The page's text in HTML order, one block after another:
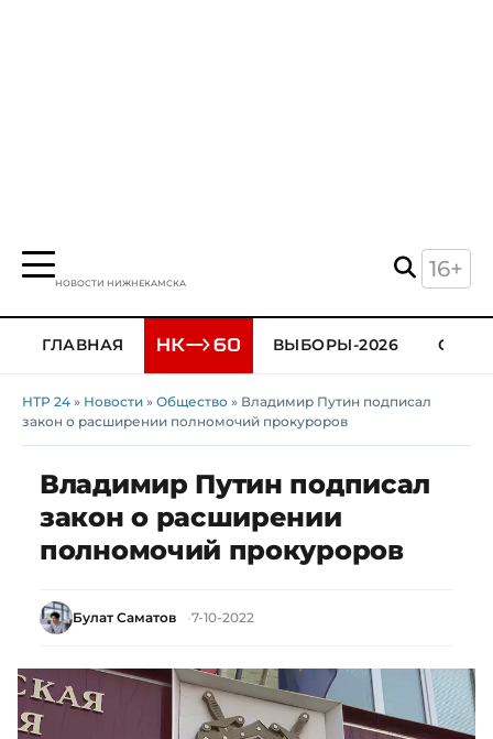
НОВОСТИ НИЖНЕКАМСКА
16+
ГЛАВНАЯ ВЫБОРЫ-2026
НТР 24 » Новости » Общество » Владимир Путин подписал
закон о расширении полномочий прокуроров
Владимир Путин подписал
закон о расширении
полномочий прокуроров
Булат Саматов 7-10-2022